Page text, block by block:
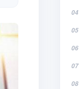
04
05
06
07
08